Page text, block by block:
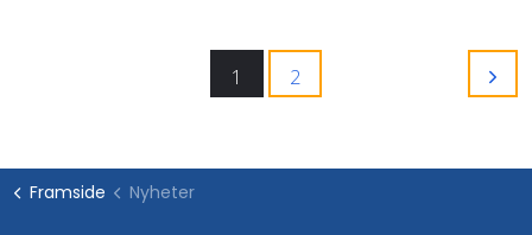
1 2
Framside Nyheter